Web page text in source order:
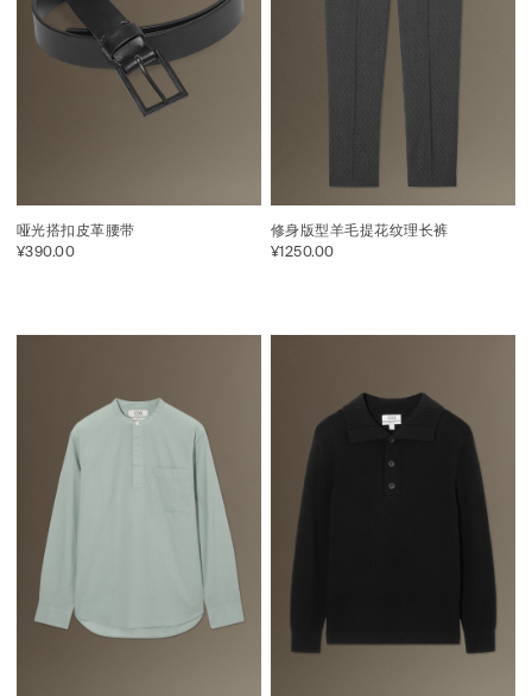
哑光搭扣皮革腰带
¥390.00
修身版型羊毛提花纹理长裤
¥1250.00